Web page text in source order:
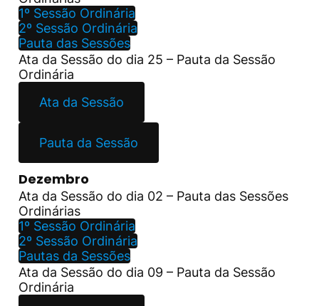
1º Sessão Ordinária
2º Sessão Ordinária
Pauta das Sessões
Ata da Sessão do dia 25 – Pauta da Sessão
Ordinária
Ata da Sessão
Pauta da Sessão
Dezembro
Ata da Sessão do dia 02 – Pauta das Sessões
Ordinárias
1º Sessão Ordinária
2º Sessão Ordinária
Pautas da Sessões
Ata da Sessão do dia 09 – Pauta da Sessão
Ordinária